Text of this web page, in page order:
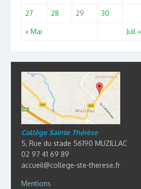
« Mai Juil »
27 28 29 30
Collège Sainte Thérèse
5, Rue du stade 56190 MUZILLAC
02 97 41 69 89
accueil@college-ste-therese.fr
Mentions